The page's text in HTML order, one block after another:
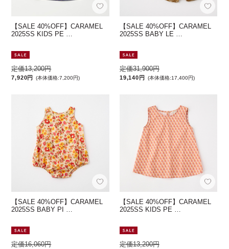
【SALE 40%OFF】CARAMEL
2025SS KIDS PE …
定価13,200円
7,920円 (本体価格:7,200円)
【SALE 40%OFF】CARAMEL
2025SS BABY LE …
定価31,900円
19,140円 (本体価格:17,400円)
【SALE 40%OFF】CARAMEL
2025SS BABY PI …
定価16,060円
【SALE 40%OFF】CARAMEL
2025SS KIDS PE …
定価13,200円